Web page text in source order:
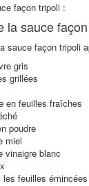
façon tripoli :
la sauce
sauce façon tripoli
gris
grillées
en feuilles fraîches
poudre
miel
vinaigre blanc
feuilles émincées